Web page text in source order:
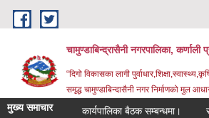
Skip to main content
चामुण्डाबिन्द्रासैनी नगरपालिका, कर्णाली
“दिगो विकासका लागी
समृद्ध चामुण्डाबिन्दासैनी नगर निर्माणको मुल
मुख्य समाचार कार्यपालिका बैठक सम्बन्धमा।